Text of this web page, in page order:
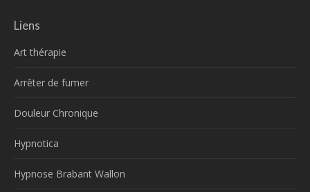
Liens
Art thérapie
Arrêter de fumer
Douleur Chronique
Hypnotica
Hypnose Brabant Wallon